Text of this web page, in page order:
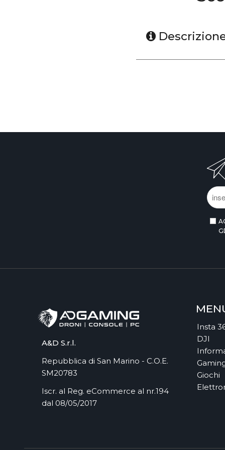
A&D S.r.l.
Repubblica di San Marino - C.O.E.
SM20783
Iscr. al Reg. eCommerce al nr.194
dal 08/05/2017
Insta
DJI
Giochi